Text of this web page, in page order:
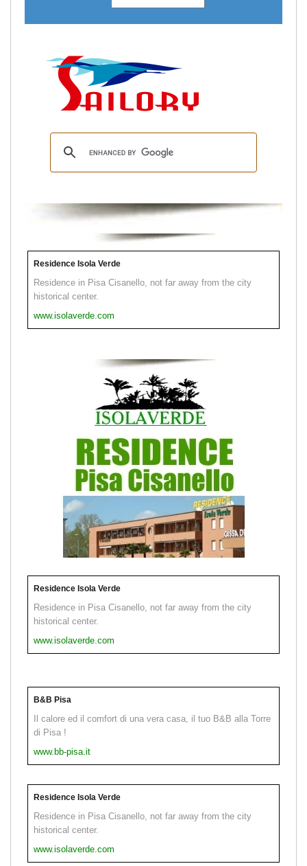
Residence Isola Verde
Residence in Pisa Cisanello, not far away from the city
historical center.
www.isolaverde.com
Residence Isola Verde
Residence in Pisa Cisanello, not far away from the city
historical center.
www.isolaverde.com
B&B Pisa
Il calore ed il comfort di una vera casa, il tuo B&B alla Torre
di Pisa !
www.bb-pisa.it
Residence Isola Verde
Residence in Pisa Cisanello, not far away from the city
historical center.
www.isolaverde.com